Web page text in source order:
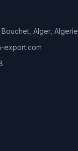
Alger, Algerie
export.com